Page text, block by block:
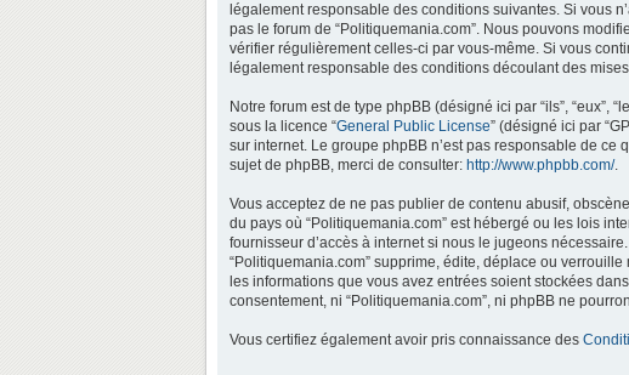
légalement responsable des conditions suivantes. Si vous
pas le forum de “Politiquemania.com”. Nous pouvons
vérifier régulièrement celles-ci par vous-même. Si vous
légalement responsable des conditions découlant des
Notre forum est de type phpBB (désigné ici par “ils”, “eux”,
sous la licence “General Public License” (désigné ici par
sur internet. Le groupe phpBB n’est pas responsable de
sujet de phpBB, merci de consulter: http://www.phpbb.com/.
Vous acceptez de ne pas publier de contenu abusif,
du pays où “Politiquemania.com” est hébergé ou les lois
fournisseur d’accès à internet si nous le jugeons
“Politiquemania.com” supprime, édite, déplace ou
les informations que vous avez entrées soient stockées
consentement, ni “Politiquemania.com”, ni phpBB ne
Vous certifiez également avoir pris connaissance des